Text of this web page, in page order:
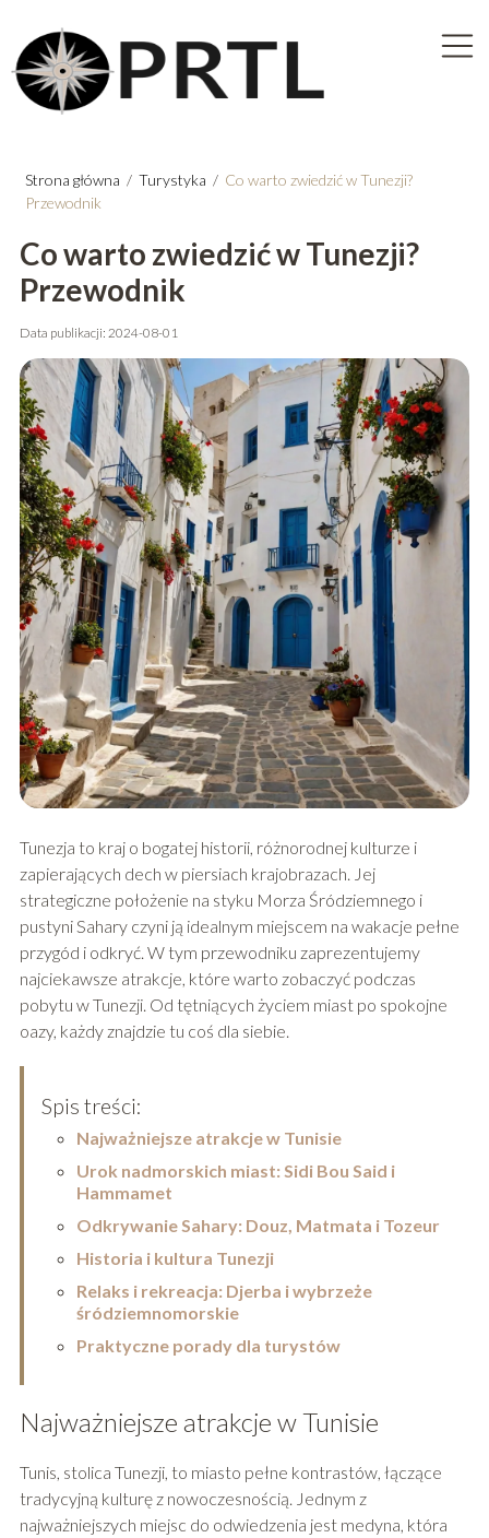
Strona główna / Turystyka / Co warto zwiedzić w Tunezji?
Przewodnik
Co warto zwiedzić w Tunezji?
Przewodnik
Data publikacji: 2024-08-01
Tunezja to kraj o bogatej historii, różnorodnej kulturze i
zapierających dech w piersiach krajobrazach. Jej
strategiczne położenie na styku Morza Śródziemnego i
pustyni Sahary czyni ją idealnym miejscem na wakacje pełne
przygód i odkryć. W tym przewodniku zaprezentujemy
najciekawsze atrakcje, które warto zobaczyć podczas
pobytu w Tunezji. Od tętniących życiem miast po spokojne
oazy, każdy znajdzie tu coś dla siebie.
Spis treści:
Najważniejsze atrakcje w Tunisie
Urok nadmorskich miast: Sidi Bou Said i
Hammamet
Odkrywanie Sahary: Douz, Matmata i Tozeur
Historia i kultura Tunezji
Relaks i rekreacja: Djerba i wybrzeże
śródziemnomorskie
Praktyczne porady dla turystów
Najważniejsze atrakcje w Tunisie
Tunis, stolica Tunezji, to miasto pełne kontrastów, łączące
tradycyjną kulturę z nowoczesnością. Jednym z
najważniejszych miejsc do odwiedzenia jest medyna, która